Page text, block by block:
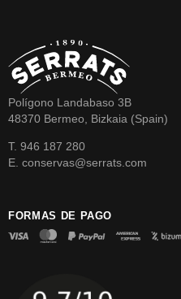
Polígono Landabaso 3B
48370 Bermeo, Bizkaia (Spain)
T. 946 187 280
E. conservas@serrats.com
FORMAS DE PAGO